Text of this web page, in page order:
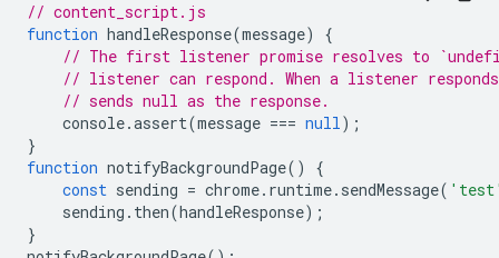
// content_script.js
function handleResponse(message)
{
// The first listener promise resolves to
// listener can respond. When a listener
// sends null as the response.
console.assert(message === null);
}
function notifyBackgroundPage()
{
const sending = chrome. runtime. sendMessage(
sending . then(handleResponse);
}